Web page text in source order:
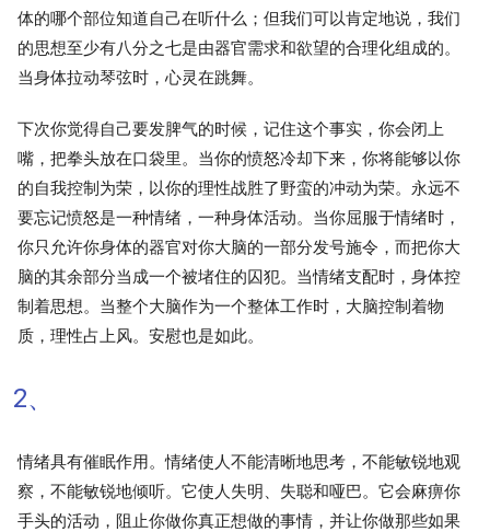
体的哪个部位知道自己在听什么；但我们可以肯定地说，我们
的思想至少有八分之七是由器官需求和欲望的合理化组成的。
当身体拉动琴弦时，心灵在跳舞。
下次你觉得自己要发脾气的时候，记住这个事实，你会闭上
嘴，把拳头放在口袋里。当你的愤怒冷却下来，你将能够以你
的自我控制为荣，以你的理性战胜了野蛮的冲动为荣。永远不
要忘记愤怒是一种情绪，一种身体活动。当你屈服于情绪时，
你只允许你身体的器官对你大脑的一部分发号施令，而把你大
脑的其余部分当成一个被堵住的囚犯。当情绪支配时，身体控
制着思想。当整个大脑作为一个整体工作时，大脑控制着物
质，理性占上风。安慰也是如此。
2、
情绪具有催眠作用。情绪使人不能清晰地思考，不能敏锐地观
察，不能敏锐地倾听。它使人失明、失聪和哑巴。它会麻痹你
手头的活动，阻止你做你真正想做的事情，并让你做那些如果